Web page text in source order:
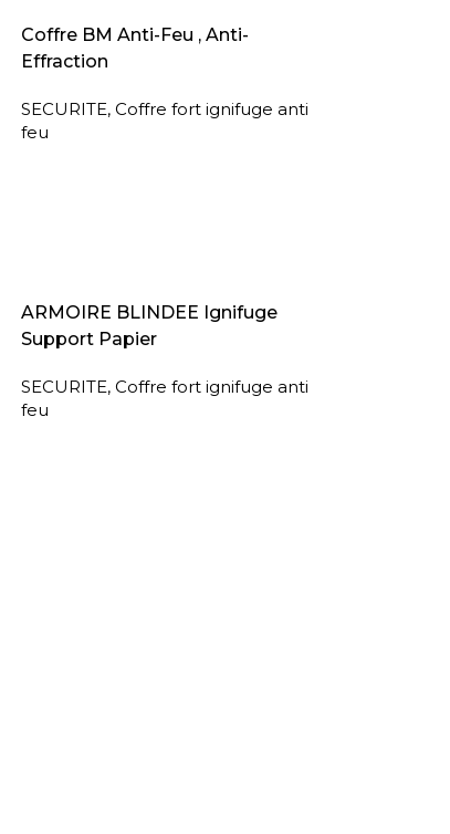
AJOUTER AU PANIER
Coffre BM Anti-Feu , Anti-
Effraction
SECURITE, Coffre fort ignifuge anti
feu
LIRE LA SUITE
ARMOIRE BLINDEE Ignifuge
Support Papier
SECURITE, Coffre fort ignifuge anti
feu